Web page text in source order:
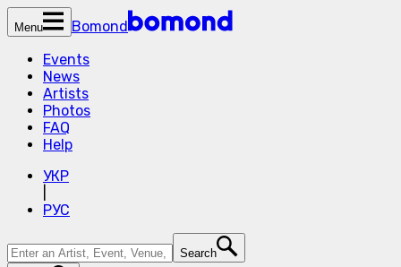
Menu
Bomond
Events
News
Artists
Photos
FAQ
Help
УКР
РУС
Search